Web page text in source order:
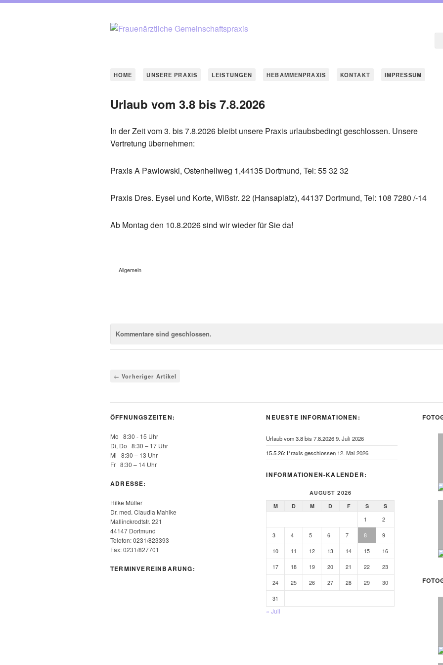
HOME UNSERE PRAXIS LEISTUNGEN HEBAMMENPRAXIS KONTAKT IMPRESSUM
Urlaub vom 3.8 bis 7.8.2026
In der Zeit vom 3. bis 7.8.2026 bleibt unsere Praxis urlaubsbedingt geschlossen. Unsere
Vertretung übernehmen:
Praxis A Pawlowski, Ostenhellweg 1,44135 Dortmund, Tel: 55 32 32
Praxis Dres. Eysel und Korte, Wißstr. 22 (Hansaplatz), 44137 Dortmund, Tel: 108 7280 /-14
Ab Montag den 10.8.2026 sind wir wieder für Sie da!
Allgemein
Kommentare sind geschlossen.
← Vorheriger Artikel
ÖFFNUNGSZEITEN:
Mo 8:30 - 15 Uhr
Di, Do 8:30 – 17 Uhr
Mi 8:30 – 13 Uhr
Fr 8:30 – 14 Uhr
ADRESSE:
Hilke Müller
Dr. med. Claudia Mahlke
Mallinckrodtstr. 221
44147 Dortmund
Telefon: 0231/823393
Fax: 0231/827701
TER­MIN­VER­EIN­BA­RUNG:
NEUESTE INFORMATIONEN:
Urlaub vom 3.8 bis 7.8.2026 9. Juli 2026
15.5.26: Praxis geschlossen 12. Mai 2026
INFORMATIONEN-KALENDER:
AUGUST 2026
M
D M D F S
S
1
2
3 4 5 6 7 8 9
10 11 12 13 14 15 16
17 18 19 20 21 22 23
24 25 26 27 28 29 30
31
« Juli